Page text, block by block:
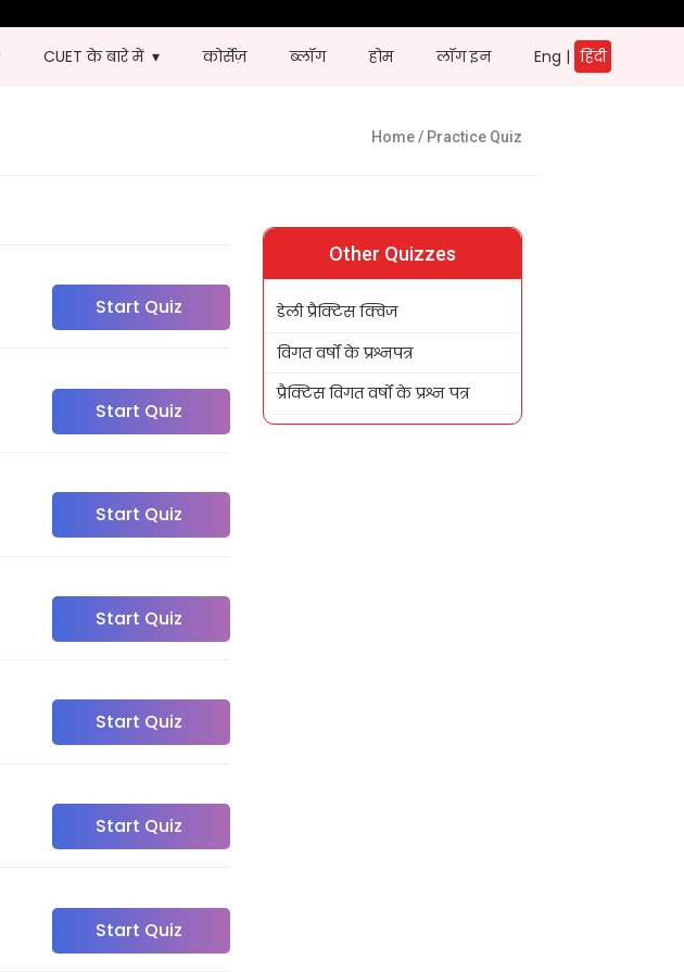
CUET के बारे में कोर्सेज़ ब्लॉग होम लॉग इन Eng | हिंदी
Home/ Practice Quiz
Start Quiz
Start Quiz
Start Quiz
Start Quiz
Start Quiz
Start Quiz
Start Quiz
Other Quizzes
डेली प्रैक्टिस क्विज
विगत वर्षों के प्रश्नपत्र
प्रैक्टिस विगत वर्षों के प्रश्न पत्र